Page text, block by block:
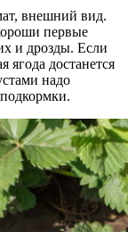
внешний вид.
первые
и дрозды. Если
ягода достанется
надо